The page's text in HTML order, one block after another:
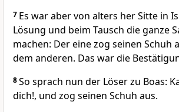
7 Es war aber von alters her Sitte in
Lösung und beim Tausch die ganze
machen: Der eine zog seinen Schuh
dem anderen. Das war die
8So sprach nun der Löser zu Boas:
dich!, und zog seinen Schuh aus.